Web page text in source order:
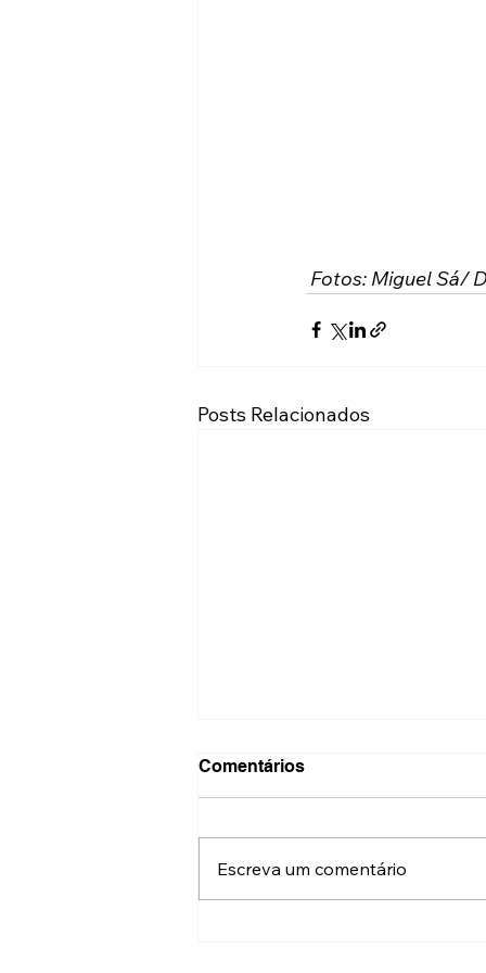
Fotos: Miguel Sá/
Posts Relacionados
Comentários
Escreva um comentário